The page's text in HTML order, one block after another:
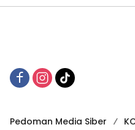
Pedoman Media Siber